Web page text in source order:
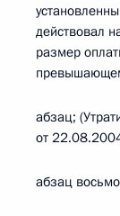
действовал
размер
абзац;
от
абзац